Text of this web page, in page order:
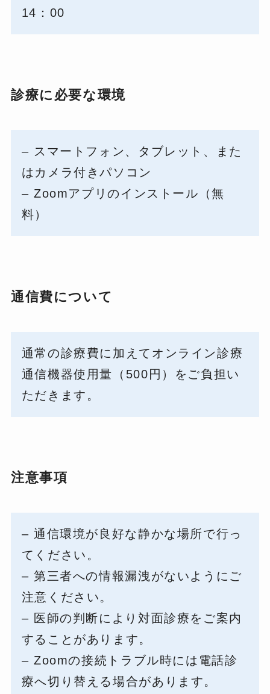
14：00
診療に必要な環境
– スマートフォン、タブレット、また
はカメラ付きパソコン
– Zoomアプリのインストール（無
料）
通信費について
通常の診療費に加えてオンライン診療
通信機器使用量（500円）をご負担い
ただきます。
注意事項
– 通信環境が良好な静かな場所で行っ
てください。
– 第三者への情報漏洩がないようにご
注意ください。
– 医師の判断により対面診療をご案内
することがあります。
– Zoomの接続トラブル時には電話診
療へ切り替える場合があります。